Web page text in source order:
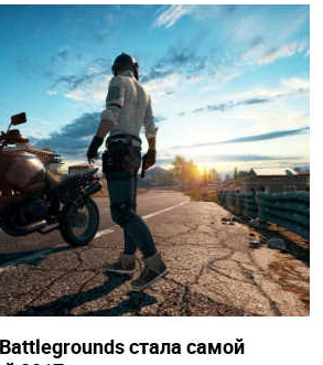
стала самой